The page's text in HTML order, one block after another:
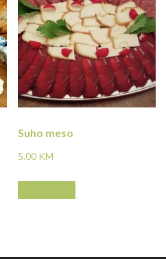
Suho meso
5.00 KM